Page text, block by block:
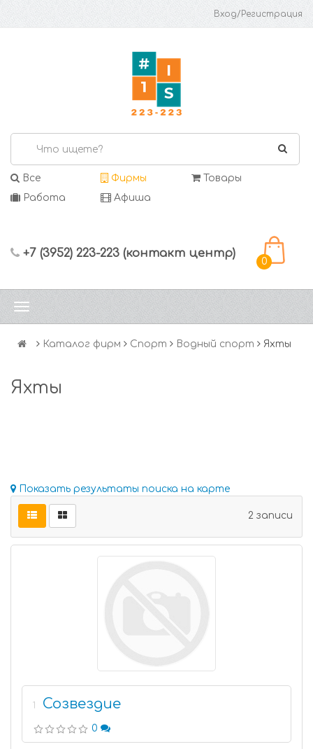
Вход/Регистрация
Все Фирмы
Товары
Работа
Афиша
+7 (3952) 223-223 (контакт центр)
0
Каталог фирм Спорт Водный спорт Яхты
Яхты
Показать результаты поиска на карте
2 записи
1 Созвездие
0